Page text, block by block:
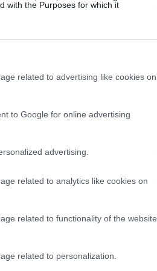
with the Purposes for which it
related to advertising like cookies on
to Google for online advertising
advertising.
related to analytics like cookies on
related to functionality of the website
related to personalization.
un permesso di soggiorno